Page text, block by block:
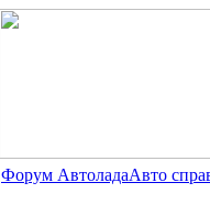
Форум АвтоладаАвто